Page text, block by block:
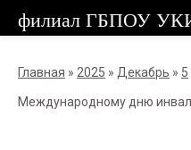
Главная » 2025 » Декабрь » 5
Международному дню